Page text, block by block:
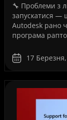
🔧 Проблеми з
запускатися —
Autodesk рано
програма
17